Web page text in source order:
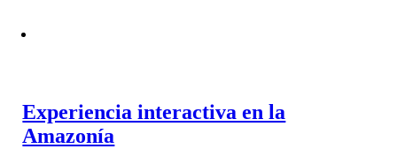
Experiencia interactiva en la
Amazonía